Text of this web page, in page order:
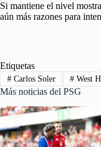
Si mantiene el nivel
aún más razones para
Etiquetas
#Carlos Soler #West
Más noticias del PSG